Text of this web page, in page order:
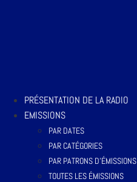
PRÉSENTATION DE LA RADIO
EMISSIONS
PAR DATES
PAR CATÉGORIES
PAR PATRONS D’ÉMISSIONS
TOUTES LES ÉMISSIONS